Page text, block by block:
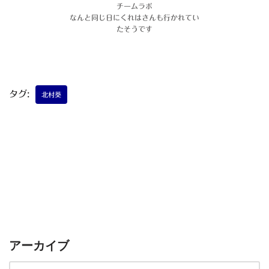
チームラボ
なんと同じ日にくれはさんも行かれてい
たそうです
タグ: 北村葵
アーカイブ